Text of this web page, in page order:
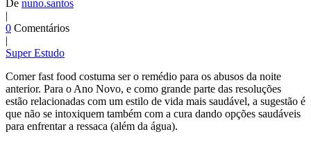
De nuno.santos
|
0 Comentários
|
Super Estudo
Comer fast food costuma ser o remédio para os abusos da noite
anterior. Para o Ano Novo, e como grande parte das resoluções
estão relacionadas com um estilo de vida mais saudável, a sugestão é
que não se intoxiquem também com a cura dando opções saudáveis
para enfrentar a ressaca (além da água).